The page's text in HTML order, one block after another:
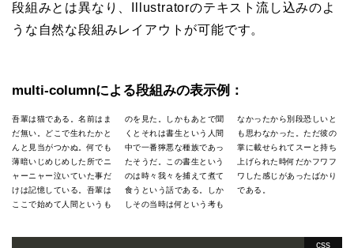
段組みとは異なり、Illustratorのテキスト流し込みのよ
うな自然な段組みレイアウトが可能です。
multi-columnによる段組みの表示例：
吾輩は猫である。名前はま
だ無い。どこで生れたかと
んと見当がつかぬ。何でも
薄暗いじめじめした所でニ
ャーニャー泣いていた事だ
けは記憶している。吾輩は
ここで始めて人間というも
のを見た。しかもあとで聞
くとそれは書生という人間
中で一番獰悪な種族であっ
たそうだ。この書生という
のは時々我々を捕えて煮て
食うという話である。しか
しその当時は何という考も
なかったから別段恐しいと
も思わなかった。ただ彼の
掌に載せられてスーと持ち
上げられた時何だかフワフ
ワした感じがあったばかり
である。